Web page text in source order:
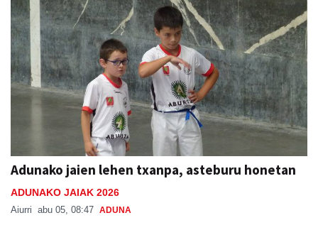
Adunako jaien lehen txanpa, asteburu honetan
ADUNAKO JAIAK 2026
Aiurri abu 05, 08:47 ADUNA